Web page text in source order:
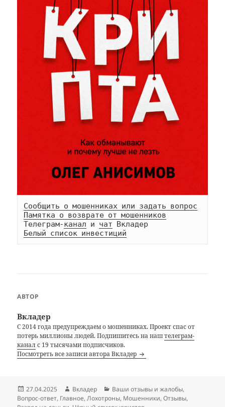
Сообщить о мошенниках или задать вопрос
Памятка о возврате от мошенников
Телеграм-канал и чат
Белый список инвестиций
АВТОР
Вкладер
С 2014 года предупреждаем о мошенниках. Проект спас от
потерь миллионы людей. Подпишитесь на наштелеграм-
каналс 19 тысячами подписчиков.
Посмотреть все записи автора Вкладер
Опубликовано
27.04.2025 Автор
Вкладер Рубрики
Ваши отзывы и жалобы,
Вопрос-ответ, Главное,Лохотроны, Мошенники,Отзывы,